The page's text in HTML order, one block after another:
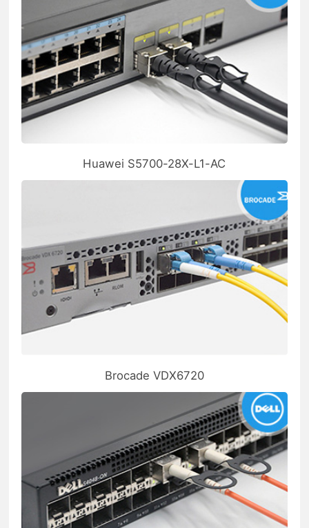
Huawei S5700-28X-L1-AC
Brocade VDX6720